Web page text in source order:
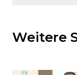
den
Inhalt
Weitere